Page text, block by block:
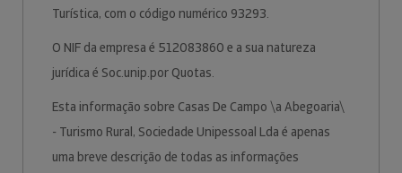
Turística, com o código numérico 93293.
O NIF da empresa é 512083860 e a sua natureza
jurídica é Soc.unip.por Quotas.
Esta informação sobre Casas De Campo \a Abegoaria\
- Turismo Rural, Sociedade Unipessoal Lda é apenas
uma breve descrição de todas as informações